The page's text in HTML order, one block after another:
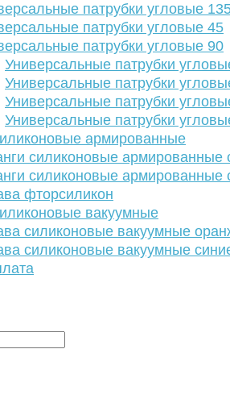
патрубки угловые
патрубки угловые 45
патрубки угловые 90
Универсальные патрубки
Универсальные патрубки
Универсальные патрубки
Универсальные патрубки
армированные
силиконовые армированные
силиконовые армированные
фторсиликон
вакуумные
силиконовые вакуумные
силиконовые вакуумные